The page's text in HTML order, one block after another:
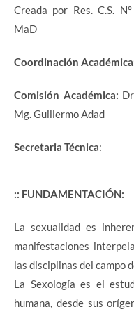
Creada por Res. C.S.
MaD
Coordinación
Comisión Académica:
Mg. Guillermo Adad
Secretaria Técnica:
:: FUNDAMENTACIÓN:
La sexualidad es
manifestaciones
las disciplinas del campo
La Sexología es el
humana, desde sus